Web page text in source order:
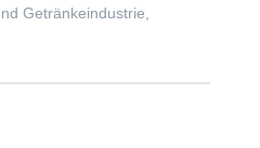
Getränkeindustrie,